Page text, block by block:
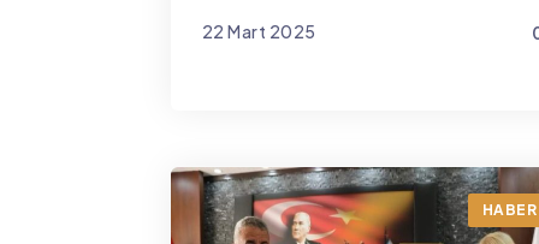
22 Mart 2025
HABER